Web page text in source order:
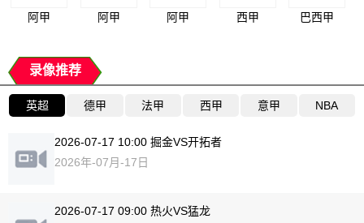
阿甲 阿甲 阿甲 西甲 巴西甲
录像推荐
英超 德甲 法甲 西甲 意甲 NBA
2026-07-17 10:00 掘金VS开拓者
2026年-07月-17日
2026-07-17 09:00 热火VS猛龙